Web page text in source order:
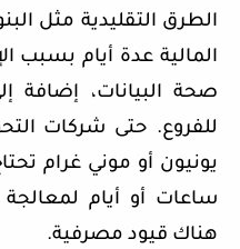
الطرق التقليدية مثل
المالية عدة أيام بسبب
صحة البيانات، إضافة
للفروع. حتى شركات
يونيون أو موني غرام
ساعات أو أيام لمعالجة
هناك قيود مصرفية.